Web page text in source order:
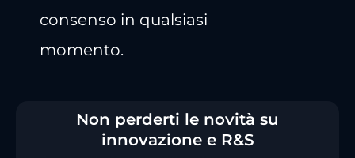
consenso in qualsiasi
momento.
Non perderti le novità su
innovazione e R&S